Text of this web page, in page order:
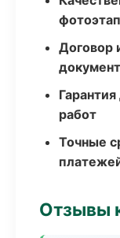
Договор
работ
Точные
Отзывы